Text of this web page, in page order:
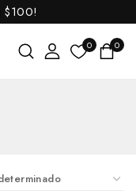
$100!
0 0